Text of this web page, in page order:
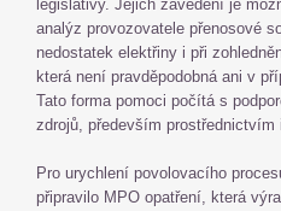
legislativy. Jejich zavedení je
analýz provozovatele přenosové
nedostatek elektřiny i při
která není pravděpodobná ani v
Tato forma pomoci počítá s
zdrojů, především
Pro urychlení povolovacího
připravilo MPO opatření, která